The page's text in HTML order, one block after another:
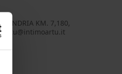
ANDRIA KM. 7,180,